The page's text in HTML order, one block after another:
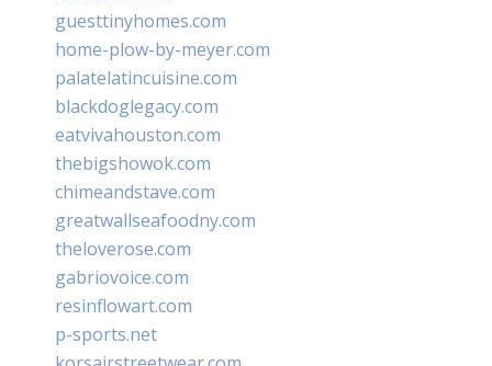
guesttinyhomes.com
home-plow-by-meyer.com
palatelatincuisine.com
blackdoglegacy.com
eatvivahouston.com
thebigshowok.com
chimeandstave.com
greatwallseafoodny.com
theloverose.com
gabriovoice.com
resinflowart.com
p-sports.net